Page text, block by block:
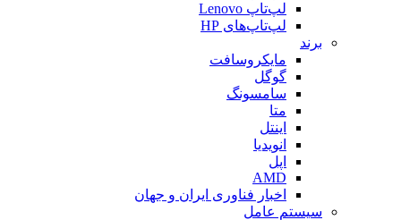
لپ‌تاپ Lenovo
لپ‌تاپ‌های HP
برند
مایکروسافت
گوگل
سامسونگ
متا
اینتل
انویدیا
اپل
AMD
اخبار فناوری ایران و جهان
سیستم عامل